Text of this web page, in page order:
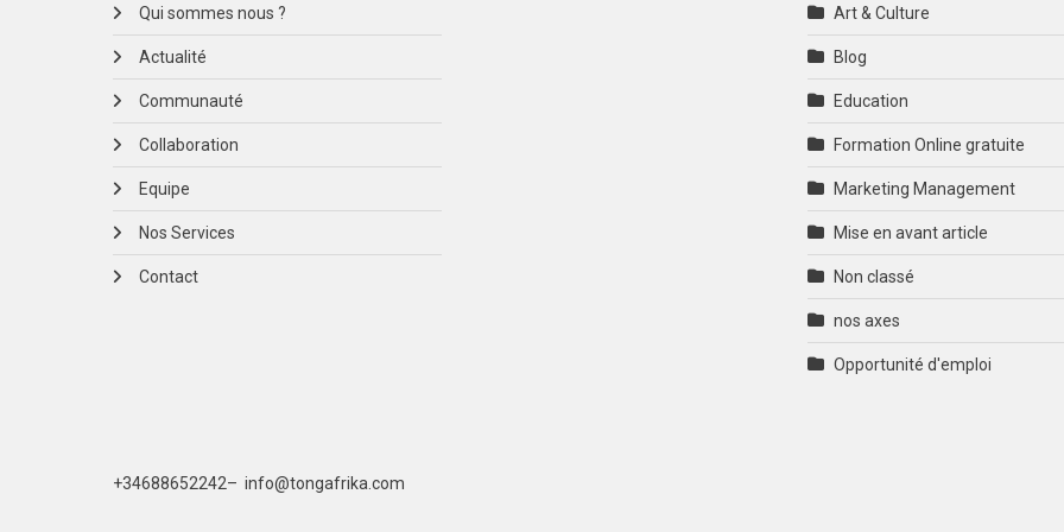
Qui sommes nous ?
Actualité
Communauté
Collaboration
Equipe
Nos Services
Contact
Art & Culture
Blog
Education
Formation Online gratuite
Marketing Management
Mise en avant article
Non classé
nos axes
Opportunité d'emploi
+34688652242– info@tongafrika.com